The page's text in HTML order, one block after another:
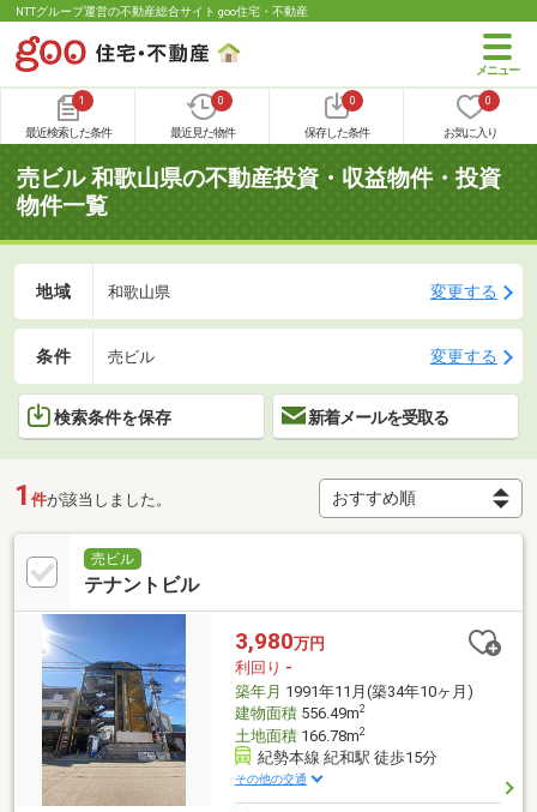
NTTグループ運営の不動産総合サイト goo住宅・不動産
1
最近検索した条件
0
最近見た物件
0
保存した条件
0
お気に入り
売ビル 和歌山県の不動産投資・収益物件・投資
物件一覧
地域 和歌山県 変更する
条件 売ビル 変更する
検索条件を保存 新着メールを受取る
1 件が該当しました。
売ビル
テナントビル
3,980万円
利回り -
築年月 1991年11月(築34年10ヶ月)
建物面積556.49m2
土地面積166.78m2
紀勢本線 紀和駅 徒歩15分
その他の交通